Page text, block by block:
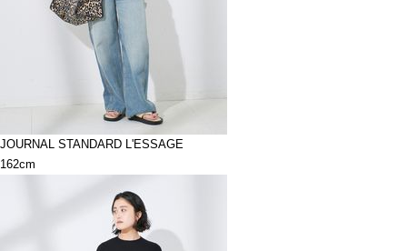
JOURNAL STANDARD L'ESSAGE
162cm